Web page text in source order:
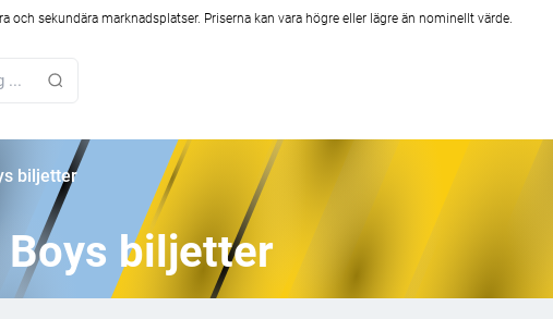
och sekundära marknadsplatser. Priserna kan vara högre eller lägre än nominellt värde.
biljetter
Boys biljetter